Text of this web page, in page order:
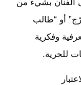
الفنان بشيء من
أو “طالب
وفكرية
للحرية.